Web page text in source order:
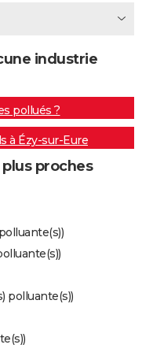
industrie
pollués ?
à Ézy-sur-Eure
proches
polluante(s))